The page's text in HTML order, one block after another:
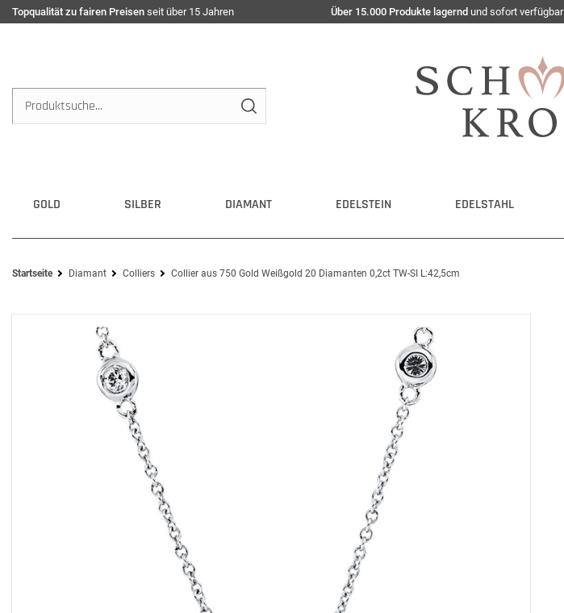
Topqualität zu fairen Preisen seit über 15 Jahren Über 15.000 Produkte lagernd und sofort verfügbar
GOLD SILBER DIAMANT EDELSTEIN EDELSTAHL
Startseite Diamant Colliers Collier aus 750 Gold Weißgold 20 Diamanten 0,2ct TW-SI L:42,5cm